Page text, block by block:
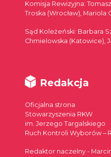
Komisja Rewizyjna:
Troska (Wrocław), Mariola
Sąd Koleżeński: Barbara
Chmielowska (Katowice),
Redakcja
Oficjalna strona
Stowarzyszenia RKW
im. Jerzego Targalskiego
Ruch Kontroli Wyborów –
Redaktor naczelny -